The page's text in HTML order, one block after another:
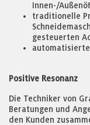
Innen-/
traditionelle
gesteuerten
Positive Resonanz
Die Techniker von
Beratungen und
den Kunden